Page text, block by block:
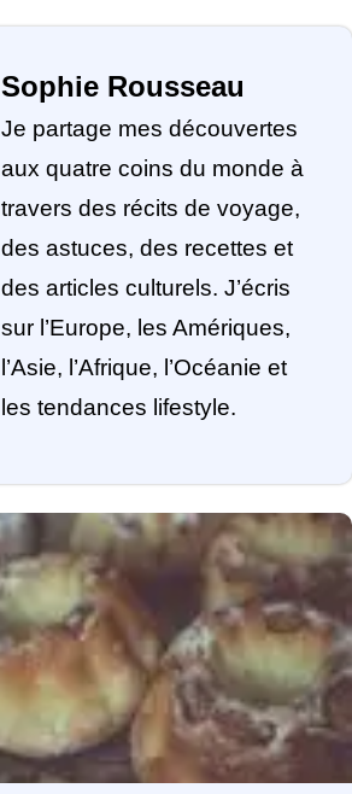
Sophie Rousseau
Je partage mes découvertes
aux quatre coins du monde à
travers des récits de voyage,
des astuces, des recettes et
des articles culturels. J’écris
sur l’Europe, les Amériques,
l’Asie, l’Afrique, l’Océanie et
les tendances lifestyle.